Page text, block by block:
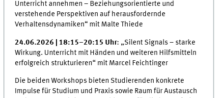
Unterricht annehmen – Beziehungsorientierte und
verstehende Perspektiven auf herausfordernde
Verhaltensdynamiken“ mit Malte Thiede
24.06.2026 | 18:15–20:15 Uhr: „Silent Signals – starke
Wirkung. Unterricht mit Händen und weiteren Hilfsmitteln
erfolgreich strukturieren“ mit Marcel Feichtinger
Die beiden Workshops bieten Studierenden konkrete
Impulse für Studium und Praxis sowie Raum für Austausch